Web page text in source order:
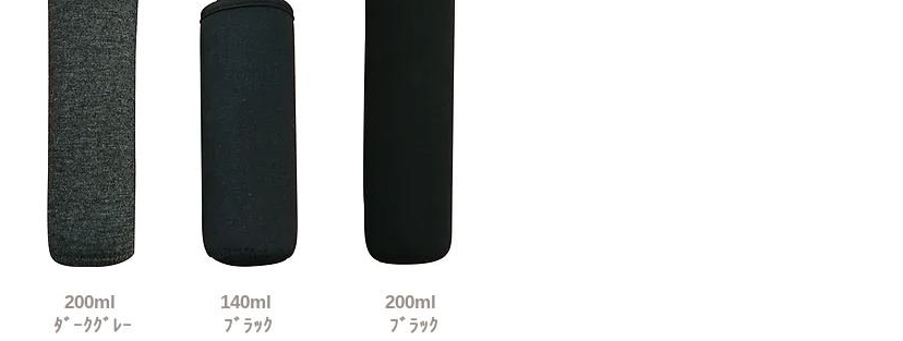
200ml
​ﾀﾞｰｸｸﾞﾚｰ
140ml
​ﾌﾞﾗｯｸ
200ml
​ﾌﾞﾗｯｸ